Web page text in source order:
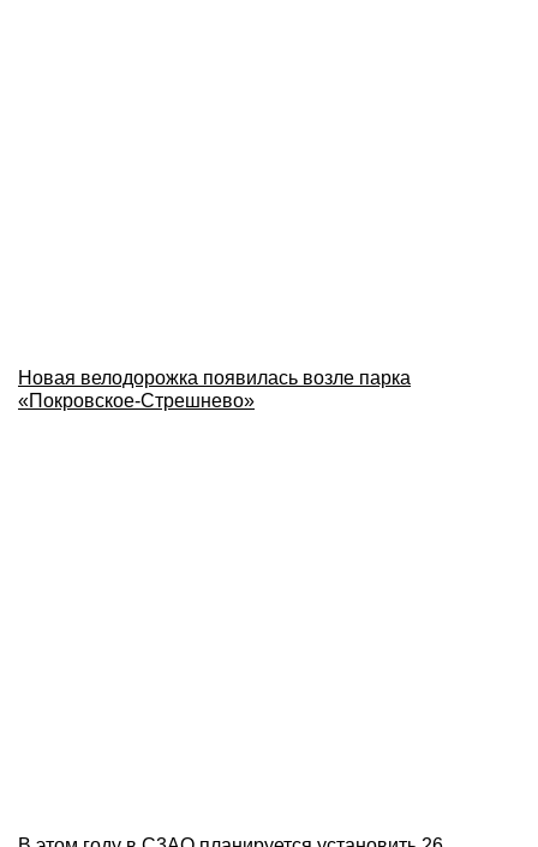
Новая велодорожка появилась возле парка
«Покровское-Стрешнево»